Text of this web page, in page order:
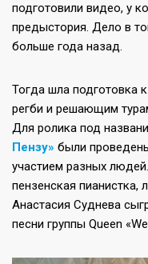
подготовили видео, у
предыстория. Дело в
больше года назад.
Тогда шла подготовка
регби и решающим
Для ролика под
Пензу» были
участием разных
пензенская пианистка,
Анастасия Суднева
песни группы Queen